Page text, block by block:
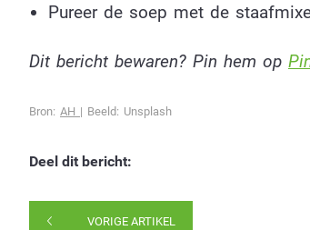
Pureer de soep met de
Dit bericht bewaren? Pin hem op
Bron: AH | Beeld: Unsplash
Deel dit bericht:
VORIGE ARTIKEL